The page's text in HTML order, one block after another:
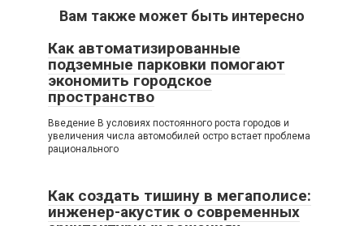
Вам также может быть интересно
Как автоматизированные
подземные парковки помогают
экономить городское
пространство
Введение В условиях постоянного роста городов и
увеличения числа автомобилей остро встает проблема
рационального
Как создать тишину в мегаполисе:
инженер-акустик о современных